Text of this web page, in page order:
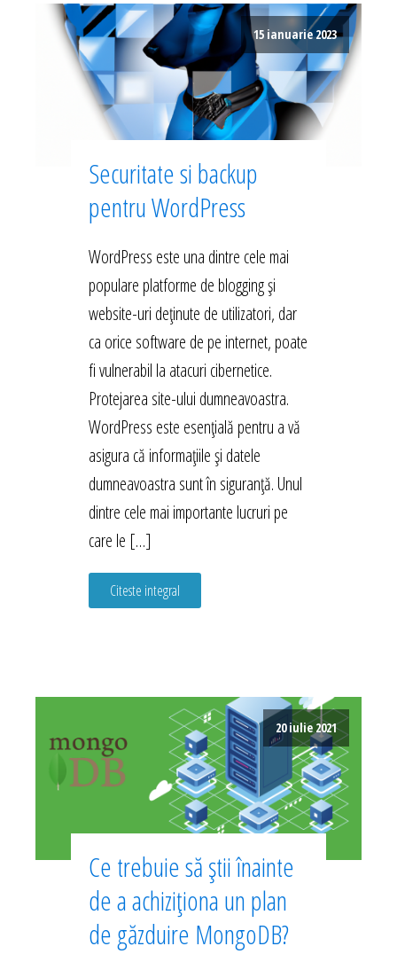
15 ianuarie 2023
Securitate si backup
pentru WordPress
WordPress este una dintre cele mai
populare platforme de blogging și
website-uri deținute de utilizatori, dar
ca orice software de pe internet, poate
fi vulnerabil la atacuri cibernetice.
Protejarea site-ului dumneavoastra.
WordPress este esențială pentru a vă
asigura că informațiile și datele
dumneavoastra sunt în siguranță. Unul
dintre cele mai importante lucruri pe
care le […]
Citeste integral
20 iulie 2021
Ce trebuie să știi înainte
de a achiziționa un plan
de găzduire MongoDB?